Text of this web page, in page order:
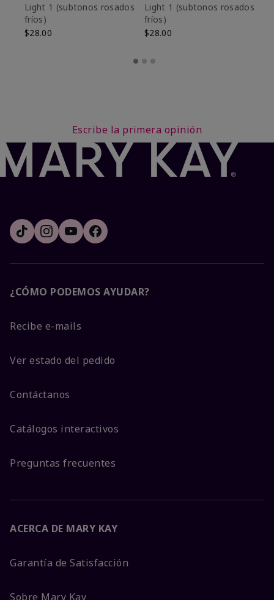
Light 1​ (subtonos rosados
fríos)
$28.00
Light 1​ (subtonos rosados
fríos)
$28.00
Escribe la primera opinión
¿CÓMO PODEMOS AYUDAR?
Recibe e-mails
Ver estado del pedido
Contáctanos
Catálogos interactivos
Preguntas frecuentes
ACERCA DE MARY KAY
Garantía de Satisfacción
Sobre Mary Kay